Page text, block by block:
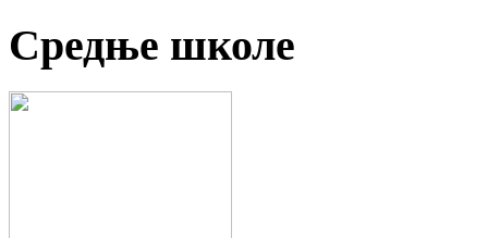
Средње школе